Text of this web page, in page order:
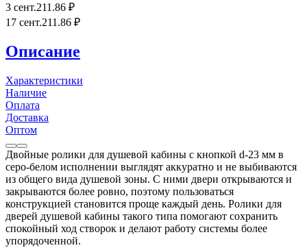
3 сент.211 .86 ₽
17 сент.211 .86 ₽
Описание
Характеристики
Наличие
Оплата
Доставка
Оптом
Двойные ролики для душевой кабины с кнопкой d-23 мм в
серо-белом исполнении выглядят аккуратно и не выбиваются
из общего вида душевой зоны. С ними двери открываются и
закрываются более ровно, поэтому пользоваться
конструкцией становится проще каждый день. Ролики для
дверей душевой кабины такого типа помогают сохранить
спокойный ход створок и делают работу системы более
упорядоченной.